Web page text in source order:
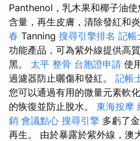
Panthenol，乳木果和椰子油
含量，再生皮膚，清除發紅和
春 Tanning 搜尋引擎排名 記帳
功能產品，可為紫外線提供高
黑。 太平 整骨 台胞證申請 使
過濾器防止曬傷和發紅。 記帳
您可以通過有用的微量元素軟
的恢復並防止脫水。 東海按摩
銷 會議點心 搜尋引擎 多虧了
再生。 由於暴露於紫外線，澳